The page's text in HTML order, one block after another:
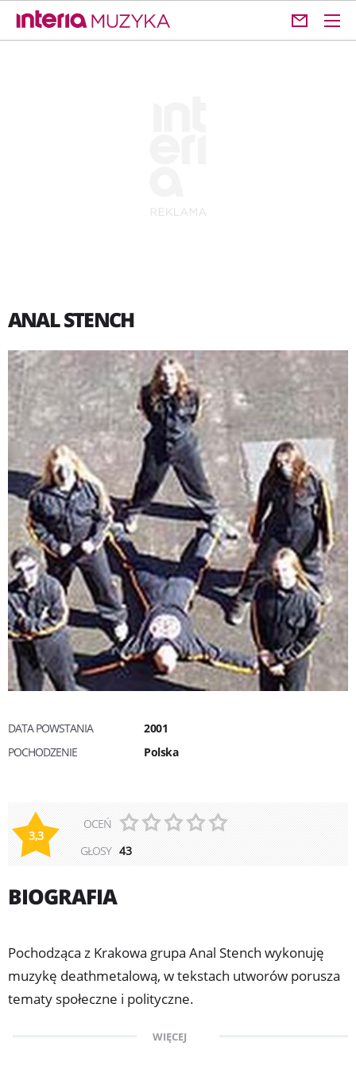
ANAL STENCH
DATA POWSTANIA
2001
POCHODZENIE
Polska
3,3
OCEŃ
GŁOSY 43
BIOGRAFIA
Pochodząca z Krakowa grupa Anal Stench wykonuję
muzykę deathmetalową, w tekstach utworów porusza
tematy społeczne i polityczne.
Zespół Anal Stench zaprezentował się po raz pierwszy
WIĘCEJ